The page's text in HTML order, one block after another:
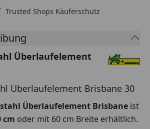
Shops Käuferschutz
Überlaufelement
Überlaufelement Brisbane 30
Überlaufelement Brisbane ist
cm oder mit 60 cm Breite erhältlich.